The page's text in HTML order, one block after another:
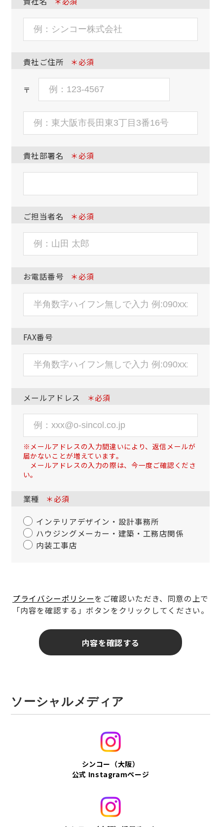
貴社ご住所 ＊必須
〒
貴社部署名 ＊必須
ご担当者名 ＊必須
お電話番号 ＊必須
FAX番号
メールアドレス ＊必須
※メールアドレスの入力間違いにより、返信メールが
届かないことが増えています。
メールアドレスの入力の際は、今一度ご確認くださ
い。
業種 ＊必須
インテリアデザイン・設計事務所
ハウジングメーカー・建築・工務店関係
内装工事店
プライバシーポリシーをご確認いただき、同意の上で
「内容を確認する」ボタンをクリックしてください。
内容を確認する
ソーシャルメディア
シンコー（大阪）
公式 Instagramページ